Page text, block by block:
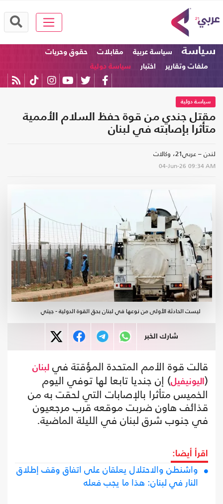
سياسة سياسة عربية مقابلات
حقوق وحريات
ملفات وتقارير
اختبار سياسة دولية
سياسة دولية
مقتل جندي من قوة حفظ السلام الأممية
متأثرا بإصابته في لبنان
لندن – عربي21، وكالات
04-Jun-26 09:34 AM
ليست الحادثة الأولى من نوعها في لبنان بحق القوة الدولية - جيتي
شارك الخبر
قالت قوة الأمم المتحدة المؤقتة في لبنان
( اليونيفيل) إن جنديا تابعا لها توفي اليوم
الخميس متأثرا بالإصابات التي لحقت به من
قذائف هاون ضربت موقعه قرب مرجعيون
في جنوب شرق لبنان في الليلة الماضية.
اقرأ أيضا:
واشنطن والاحتلال يعلقان على اتفاق وقف إطلاق
النار في لبنان: هذا ما يجب فعله